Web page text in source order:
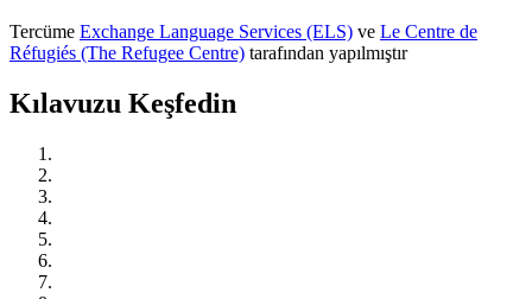
Tercüme Exchange Language Services (ELS) ve Le Centre de
Réfugiés (The Refugee Centre) tarafından yapılmıştır
Kılavuzu Keşfedin